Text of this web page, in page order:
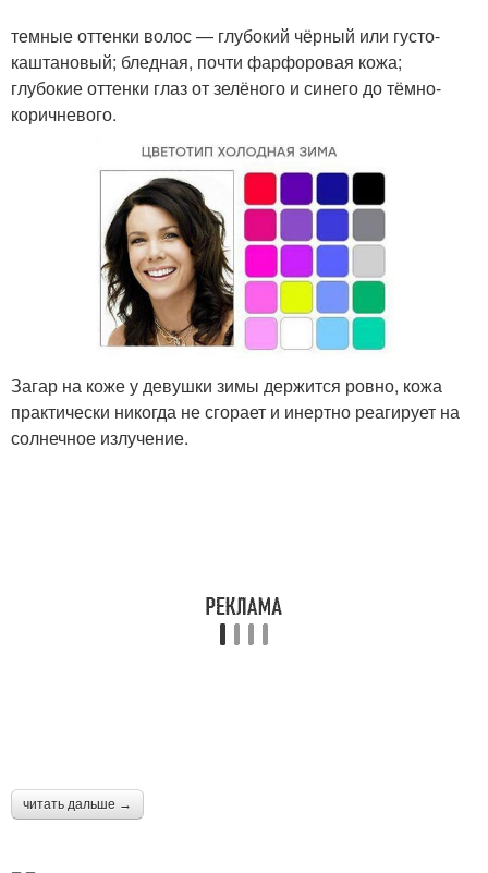
темные оттенки волос — глубокий чёрный или густо-
каштановый; бледная, почти фарфоровая кожа;
глубокие оттенки глаз от зелёного и синего до тёмно-
коричневого.
Загар на коже у девушки зимы держится ровно, кожа
практически никогда не сгорает и инертно реагирует на
солнечное излучение.
читать дальше →